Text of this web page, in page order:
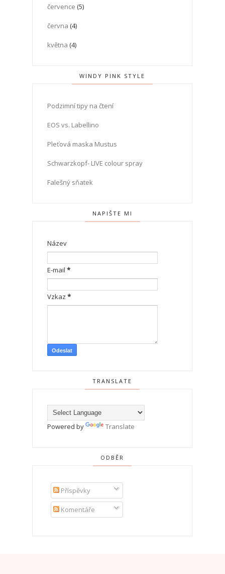
července (5)
června (4)
května (4)
WINDY PINK STYLE
Podzimní tipy na čtení
EOS vs. Labellino
Pleťová maska Mustus
Schwarzkopf- LIVE colour spray
Falešný sňatek
NAPIŠTE MI
Název
E-mail *
Vzkaz *
TRANSLATE
Powered by Translate
ODBĚR
Příspěvky
Komentáře